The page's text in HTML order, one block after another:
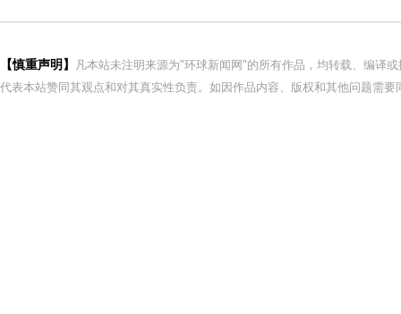
【慎重声明】
凡本站未注明来源为"环球新闻网"的所有作品，均转载、编译
代表本站赞同其观点和对其真实性负责。如因作品内容、版权和其他问题需